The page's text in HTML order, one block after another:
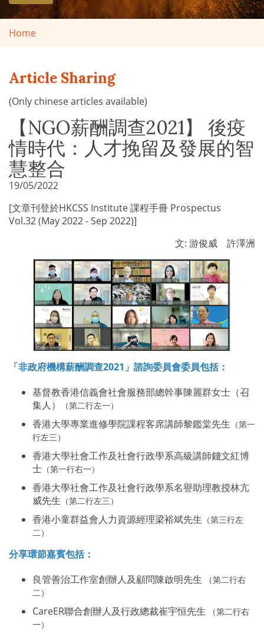
Home
Article Sharing
(Only chinese articles available)
【NGO薪酬調查2021】 後疫
情時代：人才挽留及發展的智
慧整合
19/05/2022
[文章刊登於HKCSS Institute 課程手冊 Prospectus
Vol.32 (May 2022 - Sep 2022)]
文: 游俊威 許澤洲
「非政府機構薪酬調查2021」諮詢委員會委員包括：
基督教香港信義會社會服務部總幹事陳麗群女士（召
集人）
（第二行左一）
香港大學專業進修學院課程客席講師黎鑑棠先生 （第一
行左三）
香港大學社會工作及社會行政學系高級講師錢文紅博
士 （第一行右一）
香港大學社會工作及社會行政學系名譽助理教授林亢
威先生 （第二行左三）
香港小童群益會人力資源經理梁裕斌先生 （第三行左
二）
分享環節嘉賓包括：
良管善治工作室創辦人及顧問陳啟明先生
（第二行右
二）
CareER聯合創辦人及行政總裁崔宇恒先生
（第二行右
一）